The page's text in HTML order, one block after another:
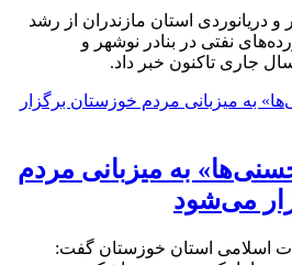
و دریانوردی استان مازندران از رشد
نفتی در بنادر نوشهر و
سال جاری تاکنون خبر داد.
به میزبانی مردم
می‌شود
اسلامی استان خوزستان گفت: